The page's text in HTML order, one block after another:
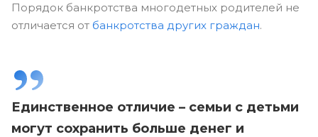
Порядок банкротства многодетных родителей не
отличается от банкротства других граждан.
Единственное отличие – семьи с детьми
могут сохранить больше денег и